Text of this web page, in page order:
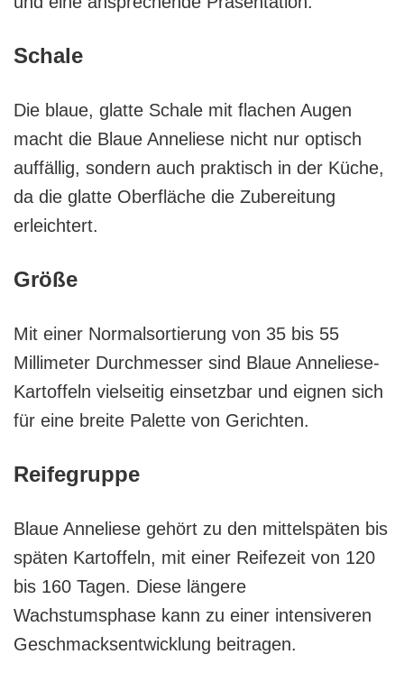
Schale
Die blaue, glatte Schale mit flachen Augen
macht die Blaue Anneliese nicht nur optisch
auffällig, sondern auch praktisch in der Küche,
da die glatte Oberfläche die Zubereitung
erleichtert.
Größe
Mit einer Normalsortierung von 35 bis 55
Millimeter Durchmesser sind Blaue Anneliese-
Kartoffeln vielseitig einsetzbar und eignen sich
für eine breite Palette von Gerichten.
Reifegruppe
Blaue Anneliese gehört zu den mittelspäten bis
späten Kartoffeln, mit einer Reifezeit von 120
bis 160 Tagen. Diese längere
Wachstumsphase kann zu einer intensiveren
Geschmacksentwicklung beitragen.